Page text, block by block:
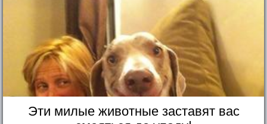
Эти милые животные заставят вас